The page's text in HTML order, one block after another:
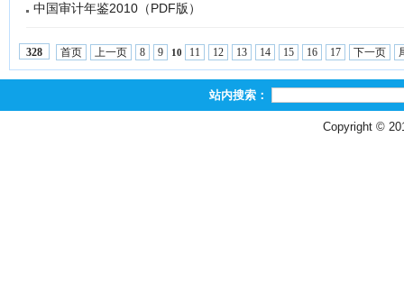
中国审计年鉴2010（PDF版）
328 首页 上一页 8 9 10 11 12 13 14 15 16 17 下一页
站内搜索：
Copyright ©